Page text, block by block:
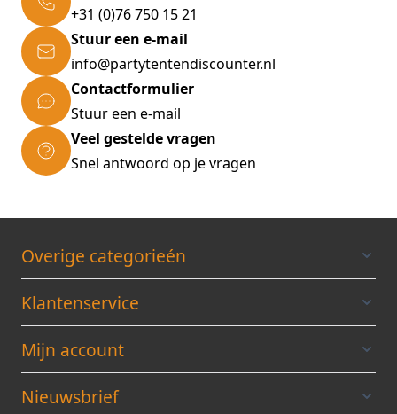
+31 (0)76 750 15 21
Stuur een e-mail
info@partytentendiscounter.nl
Contactformulier
Stuur een e-mail
Veel gestelde vragen
Snel antwoord op je vragen
Overige categorieén
Klantenservice
Mijn account
Nieuwsbrief